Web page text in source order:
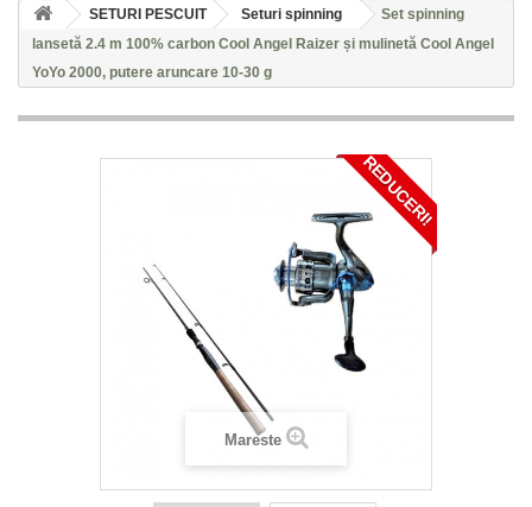
SETURI PESCUIT Seturi spinning
Set spinning
lansetă 2.4 m 100% carbon Cool Angel Raizer și mulinetă Cool Angel
YoYo 2000, putere aruncare 10-30 g
REDUCERI!
Mareste